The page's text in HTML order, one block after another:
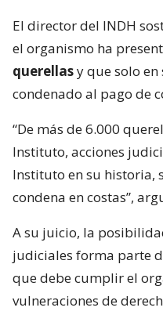
El director del INDH
el organismo ha
querellasy que solo
condenado al pago de
“De más de 6.000
Instituto, acciones
Instituto en su historia,
condena en costas”,
A su juicio, la
judiciales forma parte
que debe cumplir el
vulneraciones de